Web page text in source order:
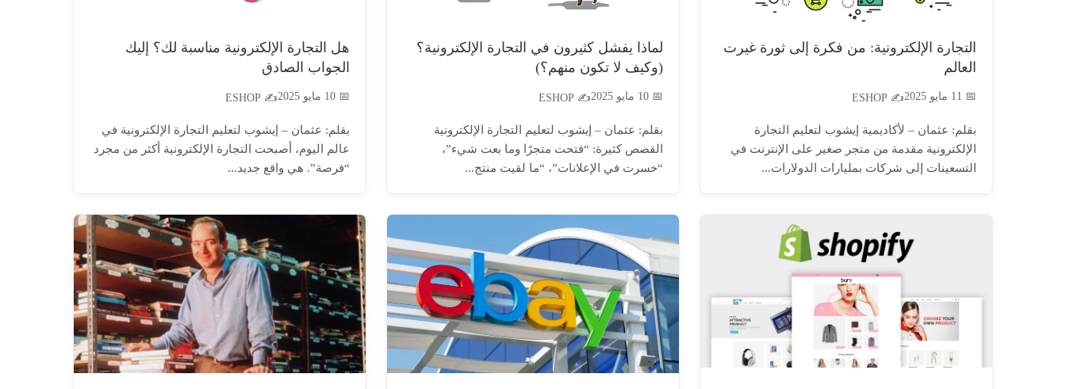
التجارة الإلكترونية: من فكرة إلى ثورة غيرت
العالم
📅 11 مايو 2025 ✍️ ESHOP
بقلم: عثمان – لأكاديمية إيشوب لتعليم التجارة
الإلكترونية مقدمة من متجر صغير على الإنترنت في
التسعينات إلى شركات بمليارات الدولارات...
لماذا يفشل كثيرون في التجارة الإلكترونية؟
(وكيف لا تكون منهم؟)
📅 10 مايو 2025 ✍️ ESHOP
بقلم: عثمان – إيشوب لتعليم التجارة الإلكترونية
القصص كثيرة: “فتحت متجرًا وما بعت شيء”،
“خسرت في الإعلانات”، “ما لقيت منتج...
هل التجارة الإلكترونية مناسبة لك؟ إليك
الجواب الصادق
📅 10 مايو 2025 ✍️ ESHOP
بقلم: عثمان – إيشوب لتعليم التجارة الإلكترونية في
عالم اليوم، أصبحت التجارة الإلكترونية أكثر من مجرد
“فرصة”. هي واقع جديد...